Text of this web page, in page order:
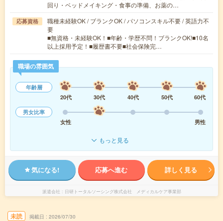
回り・ベッドメイキング・食事の準備、お薬の…
応募資格
職種未経験OK / ブランクOK / パソコンスキル不要 / 英語力不
要
■無資格・未経験OK！■年齢・学歴不問！ブランクOK!■10名
以上採用予定！■履歴書不要■社会保険完…
職場の雰囲気
年齢層
20代
30代 40代 50代
60代
男女比率
女性
男性
もっと見る
気になる! 応募へ進む 詳しく見る
派遣会社 日研トータルソーシング株式会社 メディカルケア事業部
未読 掲載日 2026/07/30